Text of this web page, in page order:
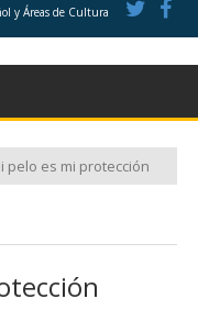
y Áreas de Cultura
pelo es mi protección